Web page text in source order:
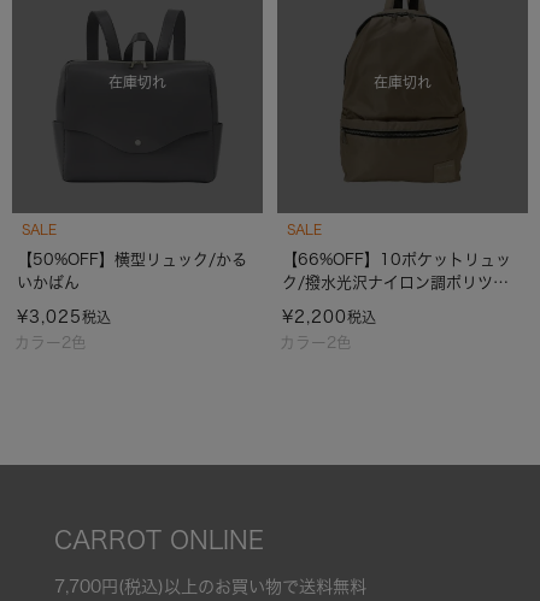
SALE
カラー2色
【50%OFF】横型リュック/かる
いかばん
¥3,025税込
在庫切れ
SALE
カラー2色
【66%OFF】10ポケットリュッ
ク/撥水光沢ナイロン調ポリツイ
¥2,200税込
在庫切れ
CARROT ONLINE
7,700円(税込)以上のお買い物で送料無料